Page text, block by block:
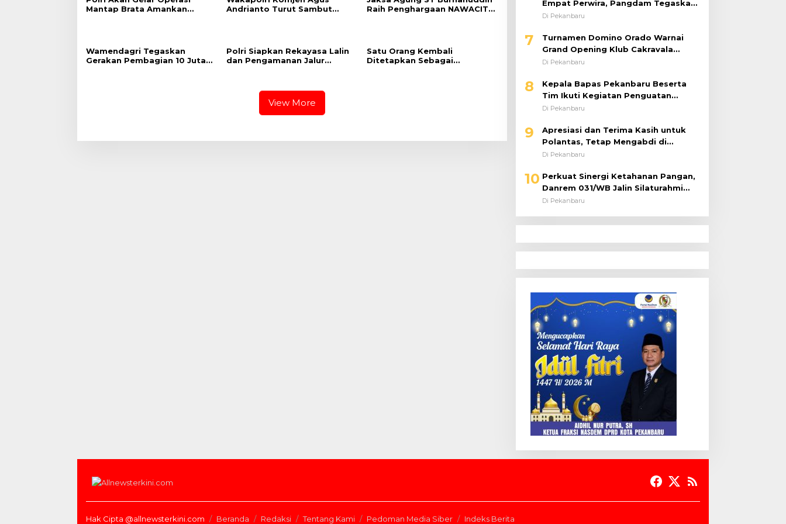
Mantap Brata Amankan
Andrianto Turut Sambut
Raih Penghargaan NAWACITA
Wamendagri Tegaskan
Gerakan Pembagian 10 Juta
Polri Siapkan Rekayasa Lalin
dan Pengamanan Jalur
Satu Orang Kembali
Ditetapkan Sebagai
View More
Empat Perwira, Pangdam Tegaskan
Regenerasi untuk Perkuat Kinerja
Di Pekanbaru
7
Turnamen Domino Orado Warnai
Grand Opening Klub Cakravala
Pekanbaru
Di Pekanbaru
8
Kepala Bapas Pekanbaru Beserta
Tim Ikuti Kegiatan Penguatan
Tugas dan Fungsi serta Paparan
Di Pekanbaru
9
Apresiasi dan Terima Kasih untuk
Polantas, Tetap Mengabdi di
Tengah Guyuran Hujan
Di Pekanbaru
10 Perkuat Sinergi Ketahanan Pangan,
Danrem 031/WB Jalin Silaturahmi
dengan Pimwil Bulog Riau dan Kepri
Di Pekanbaru
Hak Cipta @allnewsterkini.com Beranda Redaksi Tentang Kami Pedoman Media Siber Indeks Berita